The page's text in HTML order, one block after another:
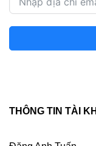
THÔNG TIN TÀI